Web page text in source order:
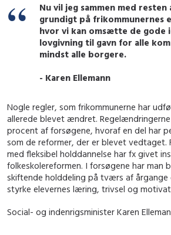
Nu vil jeg sammen med
grundigt på frikommunernes
hvor vi kan omsætte de gode
lovgivning til gavn for alle
mindst alle borgere.
- Karen Ellemann
Nogle regler, som frikommunerne har
allerede blevet ændret.
procent af forsøgene, hvoraf en del har
som de reformer, der er blevet vedtaget.
med fleksibel holddannelse har fx givet
folkeskolereformen. I forsøgene har man
skiftende holddeling på tværs af årgange
styrke elevernes læring, trivsel og
Social- og indenrigsminister Karen